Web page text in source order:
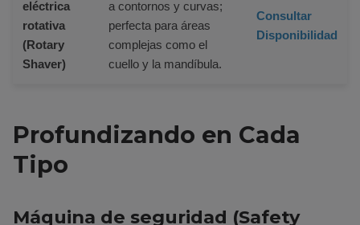
eléctrica
rotativa
(Rotary
Shaver)
a contornos y curvas;
perfecta para áreas
complejas como el
cuello y la mandíbula.
Consultar
Disponibilidad
Profundizando en Cada
Tipo
Máquina de seguridad (Safety